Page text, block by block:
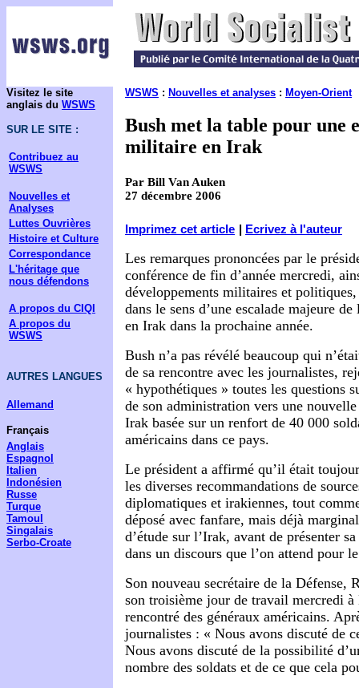
Visitez le site
anglais du WSWS
SUR LE SITE :
Contribuez au
WSWS
Nouvelles et
Analyses
Luttes Ouvrières
Histoire et Culture
Correspondance
L'héritage que
nous défendons
A propos du CIQI
A propos du
WSWS
AUTRES LANGUES
Allemand
Français
Anglais
Espagnol
Italien
Indonésien
Russe
Turque
Tamoul
Singalais
Serbo-Croate
WSWS : Nouvelles et analyses : Moyen-Orient
Bush met la table pour une
militaire en Irak
Par Bill Van Auken
27 décembre 2006
Imprimez cet article Ecrivez à l'auteur
Les remarques prononcées par le
conférence de fin d’année mercredi,
développements militaires et
dans le sens d’une escalade majeure
en Irak dans la prochaine année.
Bush n’a pas révélé beaucoup qui
de sa rencontre avec les journalistes,
« hypothétiques » toutes les questions
de son administration vers une
Irak basée sur un renfort de 40 000
américains dans ce pays.
Le président a affirmé qu’il était
les diverses recommandations de
diplomatiques et irakiennes, tout
déposé avec fanfare, mais déjà
d’étude sur l’Irak, avant de présenter
dans un discours que l’on attend pour
Son nouveau secrétaire de la Défense,
son troisième jour de travail mercredi à
rencontré des généraux américains.
journalistes : « Nous avons discuté de
Nous avons discuté de la possibilité
nombre des soldats et de ce que cela